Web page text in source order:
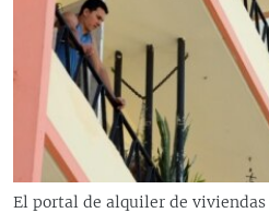
AUDIOVISUALES MARTÍ
RADIO MARTÍ
ESPECIALES
ESPECIALES
LA REALIDAD DE LA VIVIENDA
MULTIMEDIA
EDITORIALES
El portal de alquiler de